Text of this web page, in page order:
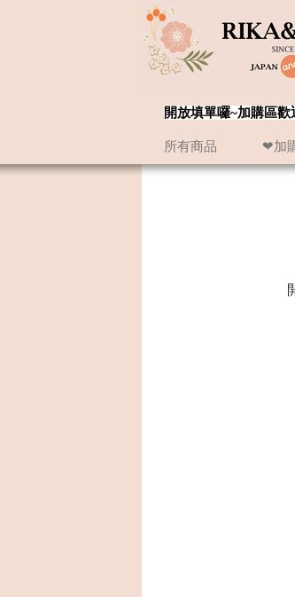
所有商品 ❤加
開放填單囉~加購區